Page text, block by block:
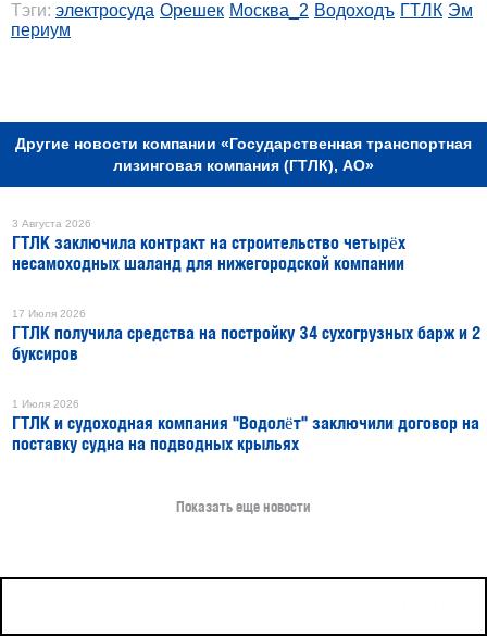
Тэги: электросуда Орешек Москва_2 Водоходъ ГТЛК Эм
периум
Другие новости компании «Государственная транспортная
лизинговая компания (ГТЛК), АО»
3 Августа 2026
ГТЛК заключила контракт на строительство четырёх
несамоходных шаланд для нижегородской компании
17 Июля 2026
ГТЛК получила средства на постройку 34 сухогрузных барж и 2
буксиров
1 Июля 2026
ГТЛК и судоходная компания "Водолёт" заключили договор на
поставку судна на подводных крыльях
Показать еще новости